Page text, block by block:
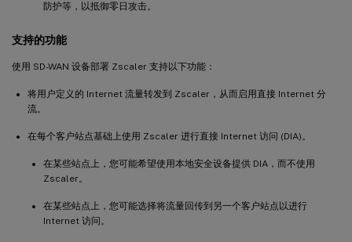
防护等，以抵御零日攻击。
支持的功能
使用 SD-WAN 设备部署 Zscaler 支持以下功能：
将用户定义的 Internet 流量转发到 Zscaler，从而启用直接 Internet 分
流。
在每个客户站点基础上使用 Zscaler 进行直接 Internet 访问 (DIA)。
在某些站点上，您可能希望使用本地安全设备提供 DIA，而不使用
Zscaler。
在某些站点上，您可能选择将流量回传到另一个客户站点以进行
Internet 访问。